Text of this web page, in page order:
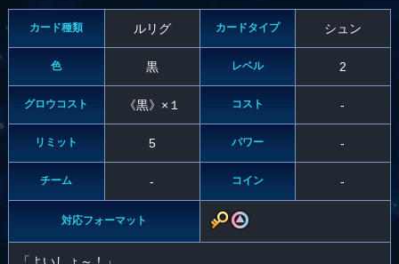
カード種類 ルリグ カードタイプ シュン
色 黒 レベル 2
グロウコスト 《黒》×１ コスト -
リミット 5 パワー -
チーム - コイン -
対応フォーマット